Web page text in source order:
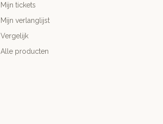
Mijn tickets
Mijn verlanglijst
Vergelijk
Alle producten